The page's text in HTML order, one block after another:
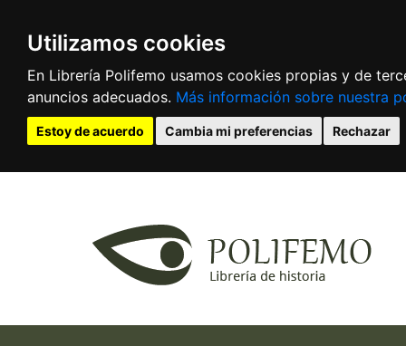
Utilizamos cookies
En Librería Polifemo usamos cookies propias y de
anuncios adecuados. Más información sobre nuestra
Estoy de acuerdo Cambia mi preferencias Rechazar